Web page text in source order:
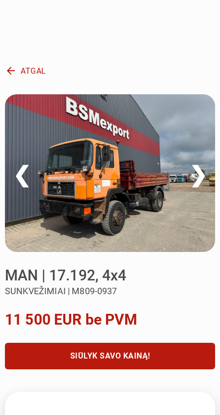
arrow_back ATGAL
❮ ❯
MAN | 17.192, 4x4
SUNKVEŽIMIAI | M809-0937
11 500 EUR be PVM
SIŪLYK SAVO KAINĄ!